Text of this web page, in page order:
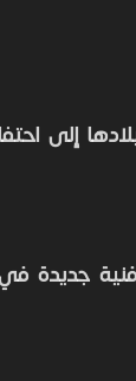
إلى
جديدة